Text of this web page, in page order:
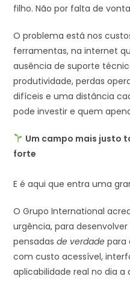
filho. Não por falta de
O problema está nos
ferramentas, na internet
ausência de suporte
produtividade, perdas
difíceis e uma distância
pode investir e quem
Um campo mais justo
forte
E é aqui que entra uma
O Grupo International
urgência, para
pensadasde verdade para
com custo acessível,
aplicabilidade real no dia a